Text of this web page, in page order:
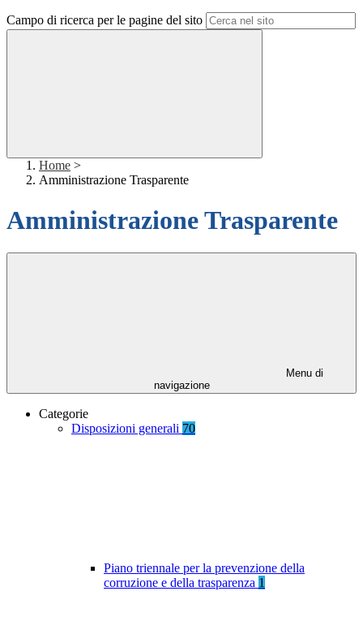
Campo di ricerca per le pagine del sito
Home >
Amministrazione Trasparente
Amministrazione Trasparente
Menu di
navigazione
Categorie
Disposizioni generali 70
Piano triennale per la prevenzione della
corruzione e della trasparenza 1